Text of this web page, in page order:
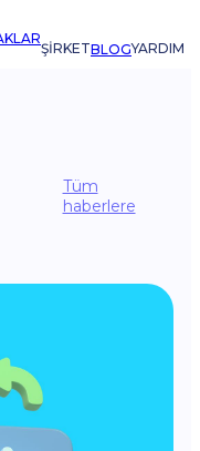
ŞIRKETBLOGYARDIM
Tüm
haberlere